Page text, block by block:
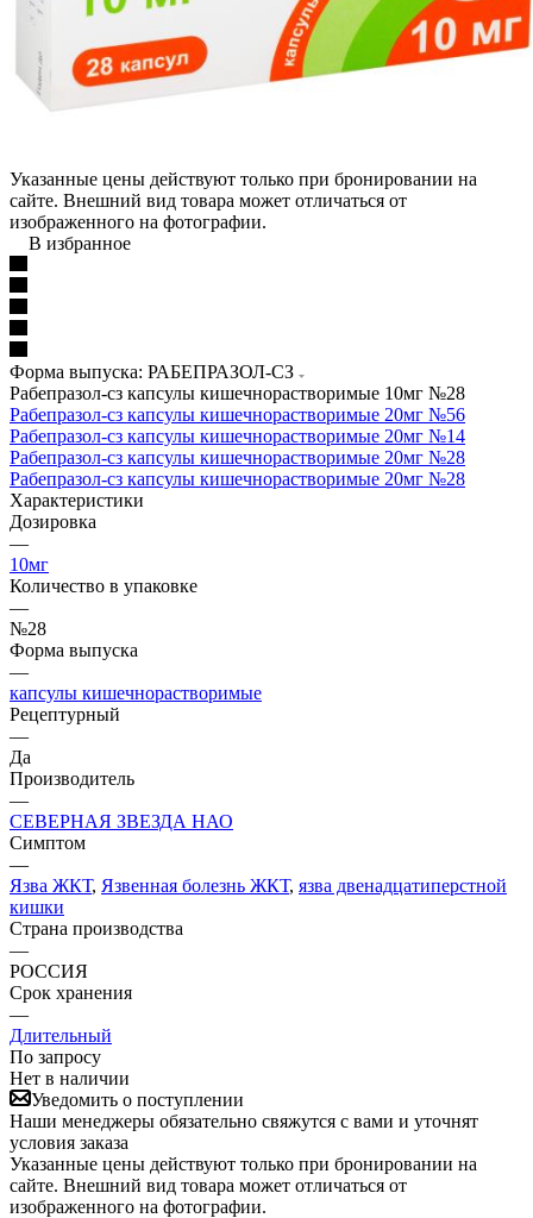
Указанные цены действуют только при бронировании на
сайте. Внешний вид товара может отличаться от
изображенного на фотографии.
В избранное
Форма выпуска: РАБЕПРАЗОЛ-СЗ
Рабепразол-сз капсулы кишечнорастворимые 10мг №28
Рабепразол-сз капсулы кишечнорастворимые 20мг №56
Рабепразол-сз капсулы кишечнорастворимые 20мг №14
Рабепразол-сз капсулы кишечнорастворимые 20мг №28
Рабепразол-сз капсулы кишечнорастворимые 20мг №28
Характеристики
Дозировка
—
10мг
Количество в упаковке
—
№28
Форма выпуска
—
капсулы кишечнорастворимые
Рецептурный
—
Да
Производитель
—
СЕВЕРНАЯ ЗВЕЗДА НАО
Симптом
—
Язва ЖКТ, Язвенная болезнь ЖКТ, язва двенадцатиперстной
кишки
Страна производства
—
РОССИЯ
Срок хранения
—
Длительный
По запросу
Нет в наличии
Уведомить о поступлении
Наши менеджеры обязательно свяжутся с вами и уточнят
условия заказа
Указанные цены действуют только при бронировании на
сайте. Внешний вид товара может отличаться от
изображенного на фотографии.